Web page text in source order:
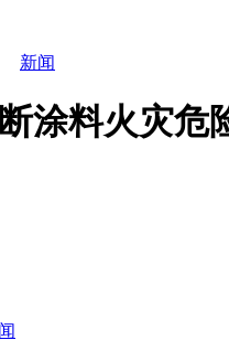
新闻
涂料火灾危